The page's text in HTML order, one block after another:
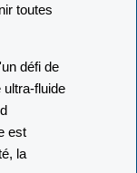
toutes
défi de
ultra-fluide
est
la